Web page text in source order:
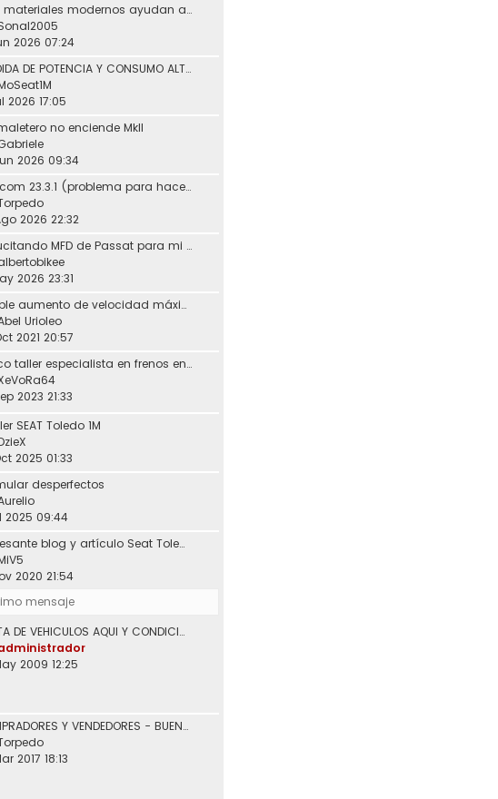
¿Los materiales modernos ayudan a reducir los problemas de desgaste en los coches?
2026 07:24
PÉRDIDA DE POTENCIA Y CONSUMO ALTO ASV León
2026 17:05
no enciende MkII
2026 09:34
Vagcom 23.3.1 (problema para hacerlo funcionar)
2026 22:32
Resucitando MFD de Passat para mi Toledo + Petición ayuda idioma (CD DX)
2026 23:31
Posible aumento de velocidad máxima en autovías
Urioleo
2021 20:57
Busco taller especialista en frenos en Madrid
2023 21:33
SEAT Toledo 1M
2025 01:33
desperfectos
2025 09:44
Interesante blog y artículo Seat Toledo 1L
2020 21:54
mensaje
VENTA DE VEHICULOS AQUI Y CONDICIONES DE USO.
2009 12:25
COMPRADORES Y VENDEDORES - BUENOS Y MALOS
2017 18:13